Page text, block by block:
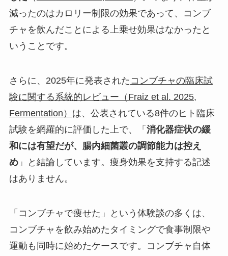
減ったのはカロリー制限の効果であって、コンブ
チャを飲んだことによる上乗せ効果はなかったと
いうことです。
さらに、2025年に発表された コンブチャの臨床試
験に関する系統的レビュー（Fraiz et al. 2025,
Fermentation） は、公表されている8件のヒト臨床
試験を網羅的に評価した上で、「 消化器症状の緩
和には有望だが、腸内細菌叢の調節能力は控え
め」と結論しています。痩身効果を支持する記述
はありません。
「コンブチャで痩せた」という体験談の多くは、
コンブチャを飲み始めたタイミングで食事制限や
運動も同時に始めたケースです。コンブチャ自体